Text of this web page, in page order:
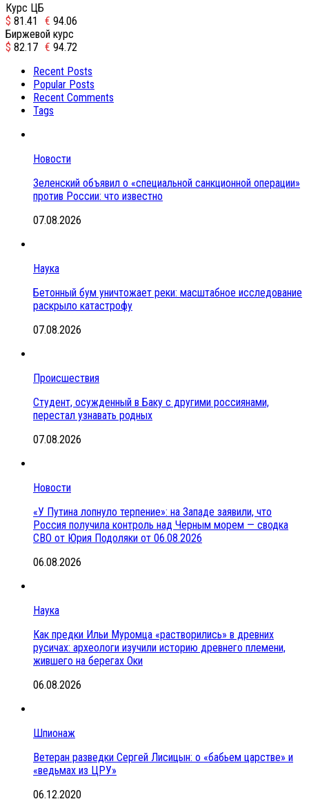
Курс ЦБ
$ 81.41 € 94.06
Биржевой курс
$ 82.17 € 94.72
Recent Posts
Popular Posts
Recent Comments
Tags
Новости
Зеленский объявил о «специальной санкционной операции»
против России: что известно
07.08.2026
Наука
Бетонный бум уничтожает реки: масштабное исследование
раскрыло катастрофу
07.08.2026
Происшествия
Студент, осужденный в Баку с другими россиянами,
перестал узнавать родных
07.08.2026
Новости
«У Путина лопнуло терпение»: на Западе заявили, что
Россия получила контроль над Черным морем — сводка
СВО от Юрия Подоляки от 06.08.2026
06.08.2026
Наука
Как предки Ильи Муромца «растворились» в древних
русичах: археологи изучили историю древнего племени,
жившего на берегах Оки
06.08.2026
Шпионаж
Ветеран разведки Сергей Лисицын: о «бабьем царстве» и
«ведьмах из ЦРУ»
06.12.2020